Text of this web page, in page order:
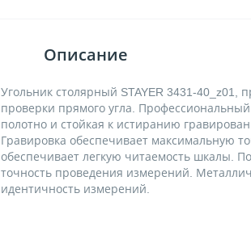
Описание
Угольник столярный STAYER 3431-
проверки прямого угла.
полотно и стойкая к истиранию
Гравировка обеспечивает максимальную
обеспечивает легкую читаемость шкалы.
точность проведения измерений.
идентичность измерений.